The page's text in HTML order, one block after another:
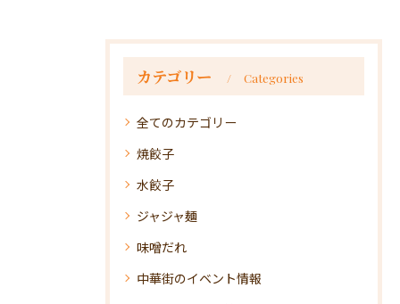
カテゴリー Categories
全てのカテゴリー
焼餃子
水餃子
ジャジャ麺
味噌だれ
中華街のイベント情報